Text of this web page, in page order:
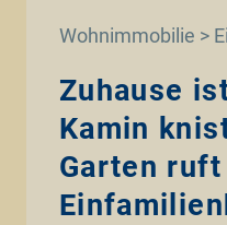
Wohnimmobilie >
Zuhause
Kamin
Garten ruft